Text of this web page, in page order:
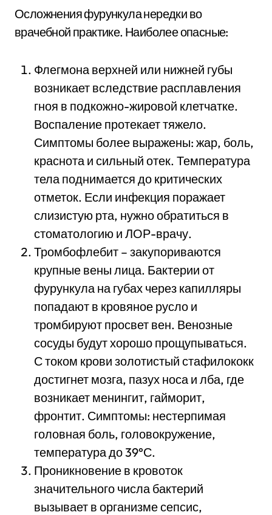
Осложнения фурункула нередки во
врачебной практике. Наиболее опасные:
Флегмона верхней или нижней губы
возникает вследствие расплавления
гноя в подкожно-жировой клетчатке.
Воспаление протекает тяжело.
Симптомы более выражены: жар, боль,
краснота и сильный отек. Температура
тела поднимается до критических
отметок. Если инфекция поражает
слизистую рта, нужно обратиться в
стоматологию и ЛОР-врачу.
Тромбофлебит – закупориваются
крупные вены лица. Бактерии от
фурункула на губах через капилляры
попадают в кровяное русло и
тромбируют просвет вен. Венозные
сосуды будут хорошо прощупываться.
С током крови золотистый стафилококк
достигнет мозга, пазух носа и лба, где
возникает менингит, гайморит,
фронтит. Симптомы: нестерпимая
головная боль, головокружение,
температура до 39°С.
Проникновение в кровоток
значительного числа бактерий
вызывает в организме сепсис,